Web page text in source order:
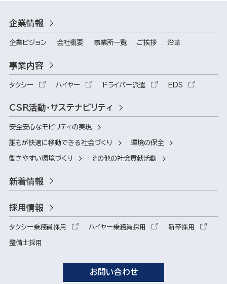
企業情報
企業ビジョン 会社概要 事業所一覧 ご挨拶 沿革
事業内容
タクシー ハイヤー ドライバー派遣 EDS
CSR活動・サステナビリティ
安全安心なモビリティの実現
誰もが快適に移動できる社会づくり 環境の保全
働きやすい環境づくり その他の社会貢献活動
新着情報
採用情報
タクシー乗務員採用 ハイヤー乗務員採用 新卒採用
整備士採用
お問い合わせ